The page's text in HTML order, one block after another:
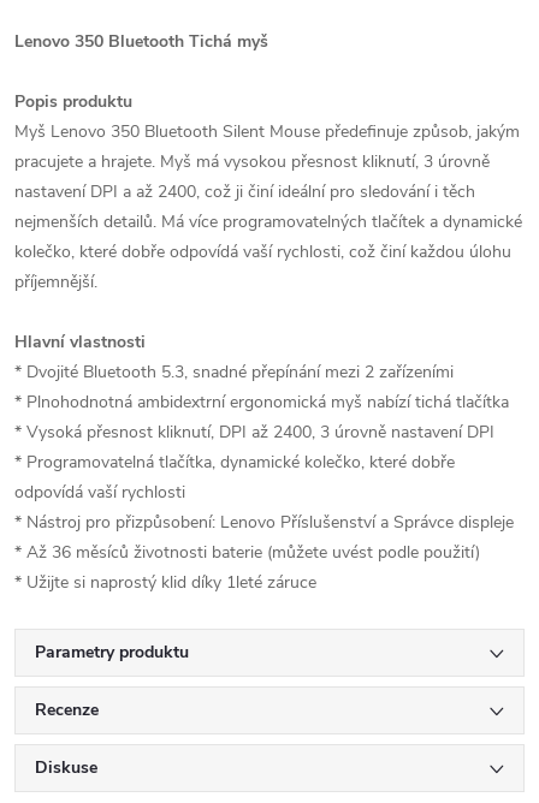
Lenovo 350 Bluetooth Tichá myš
Popis produktu
Myš Lenovo 350 Bluetooth Silent Mouse předefinuje způsob, jakým
pracujete a hrajete. Myš má vysokou přesnost kliknutí, 3 úrovně
nastavení DPI a až 2400, což ji činí ideální pro sledování i těch
nejmenších detailů. Má více programovatelných tlačítek a dynamické
kolečko, které dobře odpovídá vaší rychlosti, což činí každou úlohu
příjemnější.
Hlavní vlastnosti
* Dvojité Bluetooth 5.3, snadné přepínání mezi 2 zařízeními
* Plnohodnotná ambidextrní ergonomická myš nabízí tichá tlačítka
* Vysoká přesnost kliknutí, DPI až 2400, 3 úrovně nastavení DPI
* Programovatelná tlačítka, dynamické kolečko, které dobře
odpovídá vaší rychlosti
* Nástroj pro přizpůsobení: Lenovo Příslušenství a Správce displeje
* Až 36 měsíců životnosti baterie (můžete uvést podle použití)
* Užijte si naprostý klid díky 1leté záruce
Parametry produktu
Recenze
Diskuse